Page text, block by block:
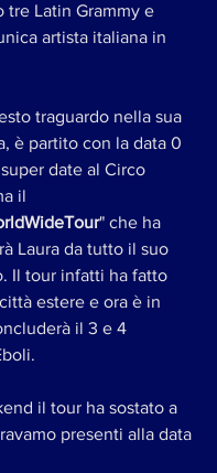
tre Latin Grammy e
artista italiana in
traguardo nella sua
è partito con la data 0
date al Circo
il
" che ha
Laura da tutto il suo
Il tour infatti ha fatto
estere e ora è in
il 3 e 4
il tour ha sostato a
presenti alla data